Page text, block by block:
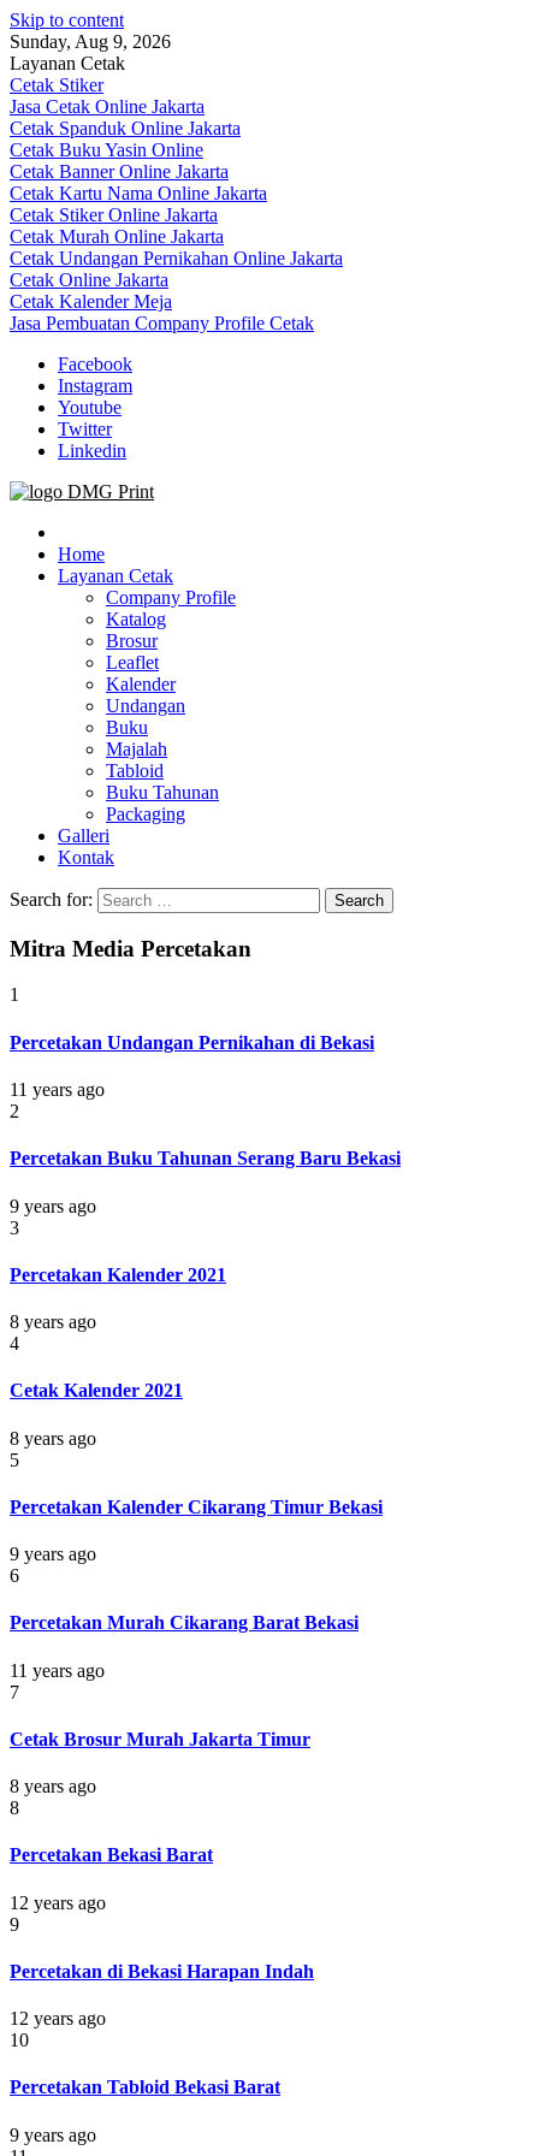
Skip to content
Sunday, Aug 9, 2026
Layanan Cetak
Cetak Stiker
Jasa Cetak Online Jakarta
Cetak Spanduk Online Jakarta
Cetak Buku Yasin Online
Cetak Banner Online Jakarta
Cetak Kartu Nama Online Jakarta
Cetak Stiker Online Jakarta
Cetak Murah Online Jakarta
Cetak Undangan Pernikahan Online Jakarta
Cetak Online Jakarta
Cetak Kalender Meja
Jasa Pembuatan Company Profile Cetak
Facebook
Instagram
Youtube
Twitter
Linkedin
Jasa Cetak Online DMG Printing
Home
Layanan Cetak
Company Profile
Katalog
Brosur
Leaflet
Kalender
Undangan
Buku
Majalah
Tabloid
Buku Tahunan
Packaging
Galleri
Kontak
Search for:
Mitra Media Percetakan
1
Percetakan Undangan Pernikahan di Bekasi
11 years ago
2
Percetakan Buku Tahunan Serang Baru Bekasi
9 years ago
3
Percetakan Kalender 2021
8 years ago
4
Cetak Kalender 2021
8 years ago
5
Percetakan Kalender Cikarang Timur Bekasi
9 years ago
6
Percetakan Murah Cikarang Barat Bekasi
11 years ago
7
Cetak Brosur Murah Jakarta Timur
8 years ago
8
Percetakan Bekasi Barat
12 years ago
9
Percetakan di Bekasi Harapan Indah
12 years ago
10
Percetakan Tabloid Bekasi Barat
9 years ago